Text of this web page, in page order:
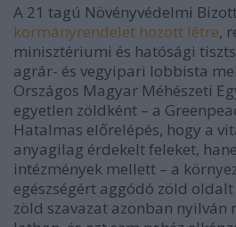
A 21 tagú Növényvédelmi
kormányrendelet hozott létre,
minisztériumi és hatósági
agrár- és vegyipari lobbista
Országos Magyar Méhészeti
egyetlen zöldként – a
Hatalmas előrelépés, hogy a
anyagilag érdekelt feleket,
intézmények mellett – a
egészségért aggódó zöld
zöld szavazat azonban nyilván